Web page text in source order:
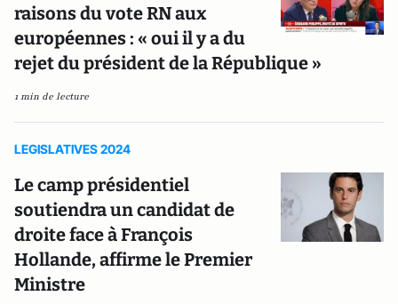
raisons du vote RN aux
européennes : « oui il y a du
rejet du président de la République »
1 min de lecture
LEGISLATIVES 2024
Le camp présidentiel
soutiendra un candidat de
droite face à François
Hollande, affirme le Premier
Ministre